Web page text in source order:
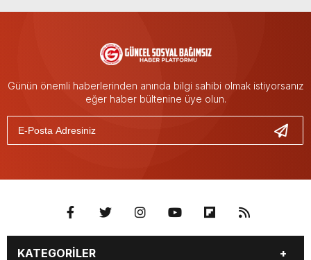
Günün önemli haberlerinden anında bilgi sahibi olmak istiyorsanız
eğer haber bültenine üye olun.
KATEGORİLER